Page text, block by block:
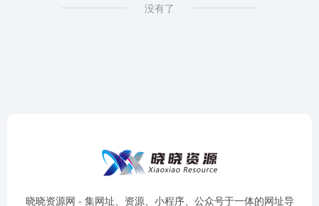
没有了
晓晓资源网 - 集网址、资源、小程序、公众号于一体的网址导